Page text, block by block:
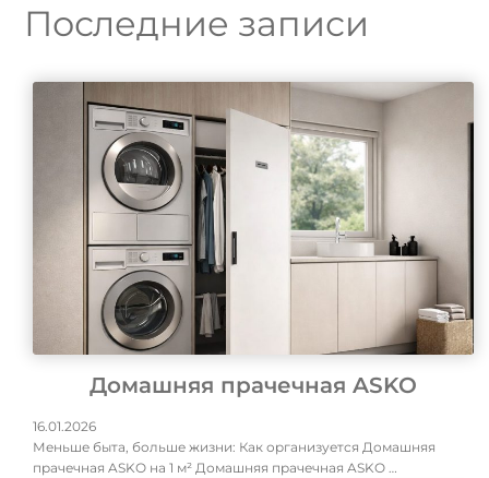
Последние записи
Домашняя прачечная ASKO
16.01.2026
Меньше быта, больше жизни: Как организуется Домашняя
прачечная ASKO на 1 м² Домашняя прачечная ASKO …